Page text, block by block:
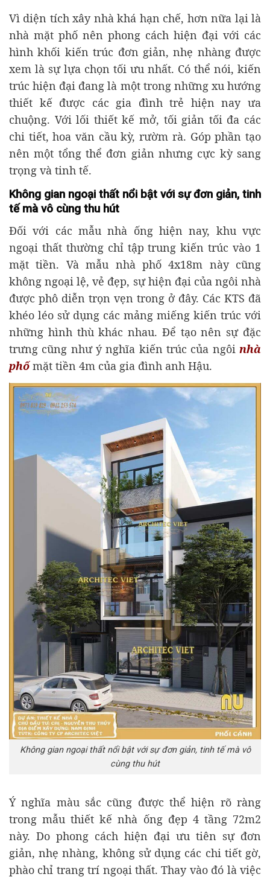
Vì diện tích xây nhà khá hạn chế, hơn nữa lại là
nhà mặt phố nên phong cách hiện đại với các
hình khối kiến trúc đơn giản, nhẹ nhàng được
xem là sự lựa chọn tối ưu nhất. Có thể nói, kiến
trúc hiện đại đang là một trong những xu hướng
thiết kế được các gia đình trẻ hiện nay ưa
chuộng. Với lối thiết kế mở, tối giản tối đa các
chi tiết, hoa văn cầu kỳ, rườm rà. Góp phần tạo
nên một tổng thể đơn giản nhưng cực kỳ sang
trọng và tinh tế.
Không gian ngoại thất nổi bật với sự đơn giản, tinh
tế mà vô cùng thu hút
Đối với các mẫu nhà ống hiện nay, khu vực
ngoại thất thường chỉ tập trung kiến trúc vào 1
mặt tiền. Và mẫu nhà phố 4x18m này cũng
không ngoại lệ, vẻ đẹp, sự hiện đại của ngôi nhà
được phô diễn trọn vẹn trong ở đây. Các KTS đã
khéo léo sử dụng các mảng miếng kiến trúc với
những hình thù khác nhau. Để tạo nên sự đặc
trưng cũng như ý nghĩa kiến trúc của ngôi nhà
phốmặt tiền 4m của gia đình anh Hậu.
Không gian ngoại thất nổi bật với sự đơn giản, tinh tế mà vô
cùng thu hút
Ý nghĩa màu sắc cũng được thể hiện rõ ràng
trong mẫu thiết kế nhà ống đẹp 4 tầng 72m2
này. Do phong cách hiện đại ưu tiên sự đơn
giản, nhẹ nhàng, không sử dụng các chi tiết gờ,
phào chỉ trang trí ngoại thất. Thay vào đó là việc